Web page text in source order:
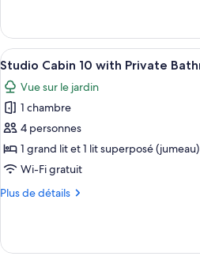
Standard
Chalet
rustique
Standard
Afficher
toutes
les
photos
pour
ce
type
chambre :
7
Studio Cabin 10 with Private
Vue sur le jardin
1 chambre
4 personnes
1 grand lit et 1 lit superposé (jumeau)
Wi-Fi gratuit
Plus de détails
Plus
Studio